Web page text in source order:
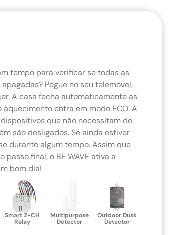
tempo para verificar se todas as
Pegue no seu telemóvel,
A casa fecha automaticamente as
entra em modo ECO. A
que não necessitam de
são desligados. Se ainda estiver
durante algum tempo. Assim que
final, o BE WAVE ativa a
bom dia!
Smart 2-CH
Relay
Multipurpose
Detector
Outdoor Dusk
Detector